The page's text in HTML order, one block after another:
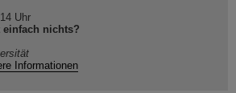
Uhr
nichts?
Informationen